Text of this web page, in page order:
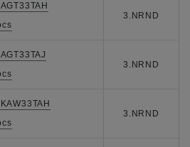
3.NRND
3.NRND
3.NRND